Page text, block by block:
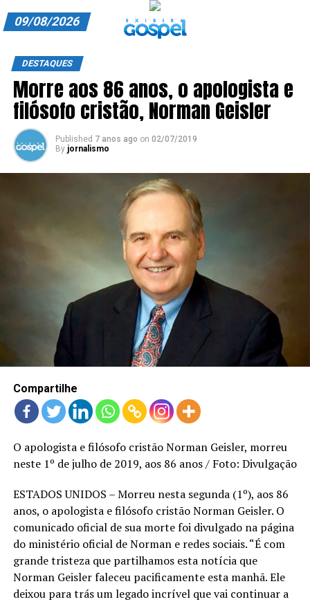
ANUNCIE CONOSCO
ASSINE
CARRINHO
EDITORIAL
FINALIZAR COMPRA
LANÇAMENTOS
09/08/2026
DESTAQUES
Morre aos 86 anos, o apologista e
filósofo cristão, Norman Geisler
Published 7 anos ago on 02/07/2019
By jornalismo
Compartilhe
O apologista e filósofo cristão Norman Geisler, morreu
neste 1º de julho de 2019, aos 86 anos / Foto: Divulgação
ESTADOS UNIDOS – Morreu nesta segunda (1º), aos 86
anos, o apologista e filósofo cristão Norman Geisler. O
comunicado oficial de sua morte foi divulgado na página
do ministério oficial de Norman e redes sociais. “É com
grande tristeza que partilhamos esta notícia que
Norman Geisler faleceu pacificamente esta manhã. Ele
deixou para trás um legado incrível que vai continuar a